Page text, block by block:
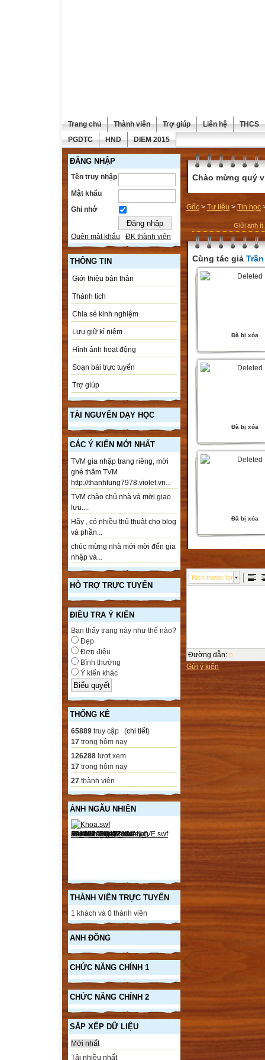
Trang chủ Thành viên Trợ giúp Liên hệ
THCS
PGDTC
HND DIEM 2015
ĐĂNG NHẬP
Tên truy nhập
Mật khẩu
Ghi nhớ
Quên mật khẩu ĐK thành viên
THÔNG TIN
Giới thiệu bản thân
Thành tích
Chia sẻ kinh nghiệm
Lưu giữ kỉ niệm
Hình ảnh hoạt động
Soạn bài trực tuyến
Trợ giúp
TÀI NGUYÊN DẠY HỌC
CÁC Ý KIẾN MỚI NHẤT
TVM gia nhập trang riêng, mời
ghé thăm TVM
http://thanhtung7978.violet.vn...
TVM chào chủ nhà và mời giao
lưu....
Hãy , có nhiều thủ thuật cho blog
và phần...
chúc mừng nhà mới mời đến gia
nhập và...
HỖ TRỢ TRỰC TUYẾN
ĐIỀU TRA Ý KIẾN
Bạn thấy trang này như thế nào?
Đẹp
Đơn điệu
Bình thường
Ý kiến khác
THỐNG KÊ
65889 truy cập (chi tiết)
17 trong hôm nay
126288 lượt xem
17 trong hôm nay
27 thành viên
ẢNH NGẪU NHIÊN
THÀNH VIÊN TRỰC TUYẾN
1 khách và 0 thành viên
ANH ĐÔNG
CHỨC NĂNG CHÍNH 1
CHỨC NĂNG CHÍNH 2
SẮP XẾP DỮ LIỆU
Mới nhất
Tải nhiều nhất
Chào mừng quý
Gốc > Tư liệu > Tin học
Giửi anh ít
Cùng tác giả
Đã bị xóa
Đã bị xóa
Đã bị xóa
Kích thước font
Đường dẫn: p
Gửi ý kiến